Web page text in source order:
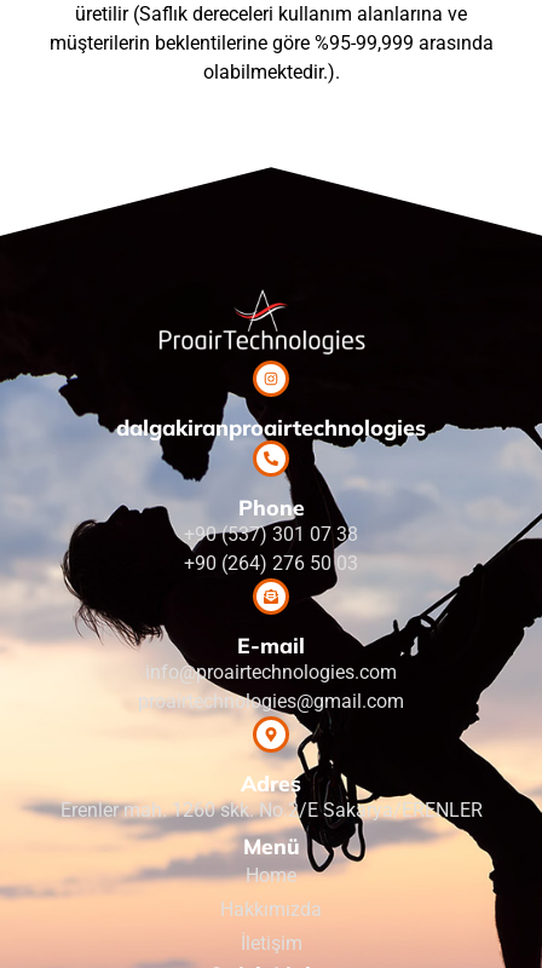
üretilir (Saflık dereceleri kullanım alanlarına ve
müşterilerin beklentilerine göre %95-99,999 arasında
olabilmektedir.).
dalgakiranproairtechnologies
Phone
+90 (537) 301 07 38
+90 (264) 276 50 03
E-mail
info@proairtechnologies.com
proairtechnologies@gmail.com
Adres
Erenler mah. 1260 skk. No.2/E Sakarya/ERENLER
Menü
Home
Hakkımızda
İletişim